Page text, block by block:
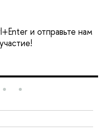
и отправьте нам